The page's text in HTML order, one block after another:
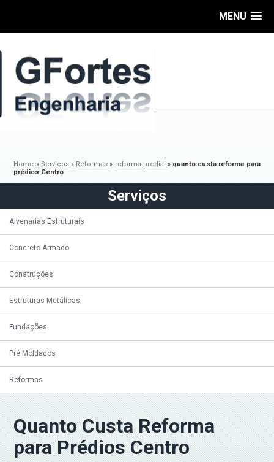
MENU
Home » Serviços » Reformas» reforma predial » quanto custa reforma para
prédios Centro
Serviços
Alvenarias Estruturais
Concreto Armado
Construções
Estruturas Metálicas
Fundações
Pré Moldados
Reformas
Quanto Custa Reforma
para Prédios Centro